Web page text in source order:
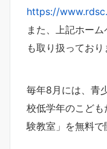
https://
また、上記ホー
も取り扱っており
毎年8月には、青
校低学年のこど
験教室」を無料で